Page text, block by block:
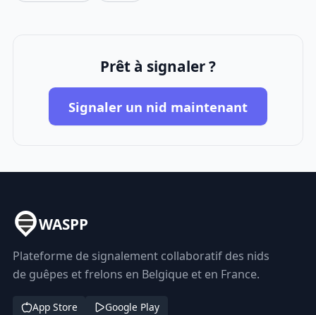
Prêt à signaler ?
Signaler un nid maintenant
WASPP
Plateforme de signalement collaboratif des nids
de guêpes et frelons en Belgique et en France.
App Store Google Play